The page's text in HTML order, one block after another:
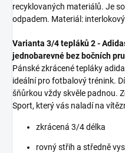
recyklovaných materiálů. Je
odpadem. Materiál:
Varianta 3/4 tepláků 2-
jednobarevné bez bočních
Pánské zkrácené tepláky
ideální pro fotbalový trénink.
šňůrkou vždy skvěle padnou.
Sport, který vás naladí na
zkrácená 3/4 délka
rovný střih a středně